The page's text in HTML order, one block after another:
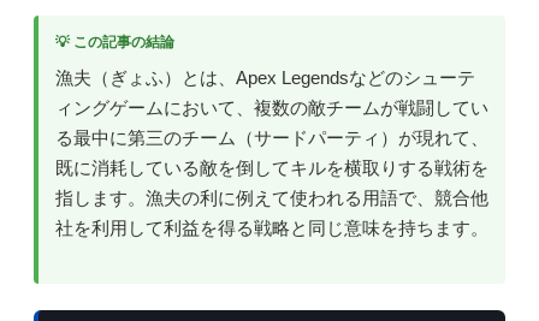
💡 この記事の結論
漁夫（ぎょふ）とは、Apex Legendsなどのシューテ
ィングゲームにおいて、複数の敵チームが戦闘してい
る最中に第三のチーム（サードパーティ）が現れて、
既に消耗している敵を倒してキルを横取りする戦術を
指します。漁夫の利に例えて使われる用語で、競合他
社を利用して利益を得る戦略と同じ意味を持ちます。